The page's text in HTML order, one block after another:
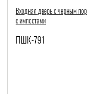
Входная дверь с черным
с импостами
ПШК-791